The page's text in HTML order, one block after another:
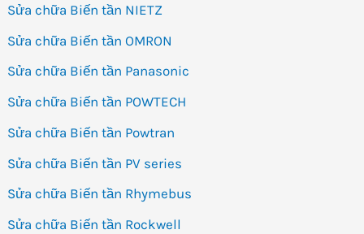
Sửa chữa Biến tần NIETZ
Sửa chữa Biến tần OMRON
Sửa chữa Biến tần Panasonic
Sửa chữa Biến tần POWTECH
Sửa chữa Biến tần Powtran
Sửa chữa Biến tần PV series
Sửa chữa Biến tần Rhymebus
Sửa chữa Biến tần Rockwell